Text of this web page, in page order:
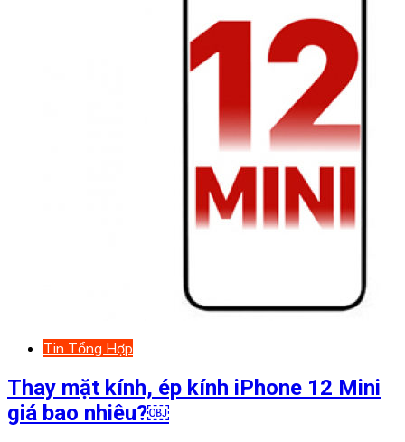
Tin Tổng Hợp
Thay mặt kính, ép kính iPhone 12 Mini
giá bao nhiêu?￼